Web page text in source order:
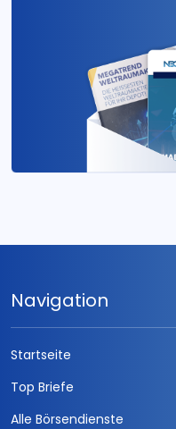
Navigation
Startseite
Top Briefe
Alle Börsendienste